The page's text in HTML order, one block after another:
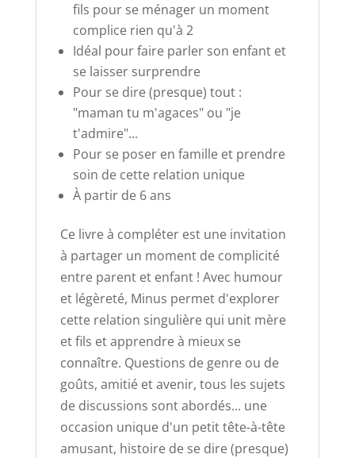
fils pour se ménager un moment
complice rien qu'à 2
Idéal pour faire parler son enfant et
se laisser surprendre
Pour se dire (presque) tout :
"maman tu m'agaces" ou "je
t'admire"...
Pour se poser en famille et prendre
soin de cette relation unique
À partir de 6 ans
Ce livre à compléter est une invitation
à partager un moment de complicité
entre parent et enfant ! Avec humour
et légèreté, Minus permet d'explorer
cette relation singulière qui unit mère
et fils et apprendre à mieux se
connaître. Questions de genre ou de
goûts, amitié et avenir, tous les sujets
de discussions sont abordés... une
occasion unique d'un petit tête-à-tête
amusant, histoire de se dire (presque)